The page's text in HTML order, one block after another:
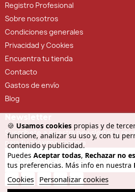
🍪 Usamos cookies propias y de
funcione, analizar su uso y, con tu
contenido y publicidad.
Puedes Aceptar todas, Rechazar no
tus preferencias. Más info en nuestra
Cookies Personalizar cookies
Registro Profesional
Sobre nosotros
Condiciones generales
Privacidad y Cookies
Encuentra tu tienda
Contacto
Gastos de envío
Blog
Suscríbete a nuestra newsletter y
para tu próxima compra